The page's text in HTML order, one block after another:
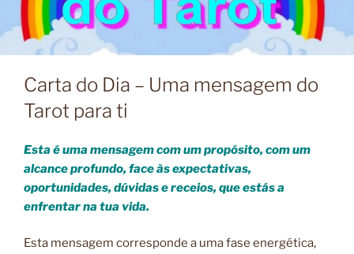
Carta do Dia – Uma mensagem do
Tarot para ti
Esta é uma mensagem com um propósito, com um
alcance profundo, face às expectativas,
oportunidades, dúvidas e receios, que estás a
enfrentar na tua vida.
Esta mensagem corresponde a uma fase energética,